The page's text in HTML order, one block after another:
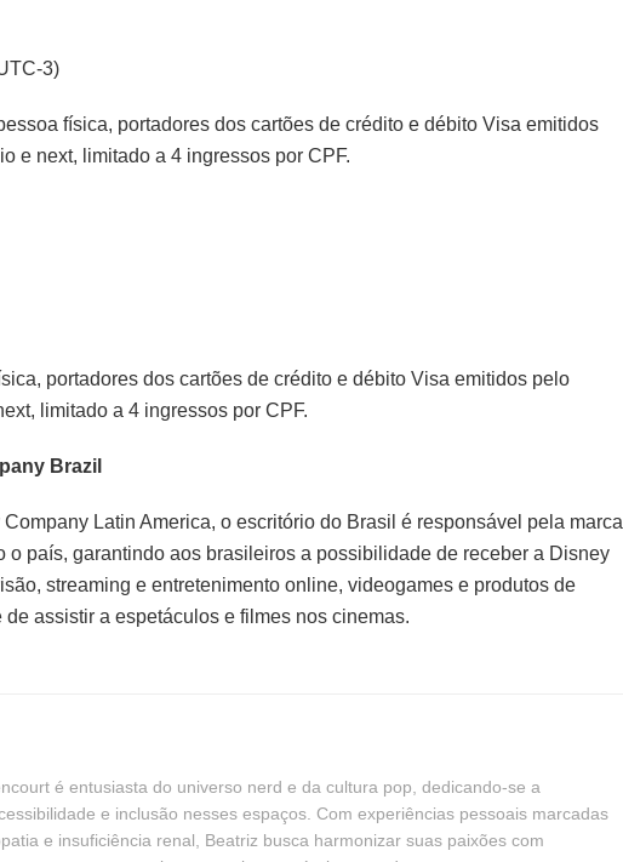
3)
física, portadores dos cartões de crédito e débito Visa emitidos
e next, limitado a 4 ingressos por CPF.
portadores dos cartões de crédito e débito Visa emitidos pelo
limitado a 4 ingressos por CPF.
Brazil
Latin America, o escritório do Brasil é responsável pela marca
o país, garantindo aos brasileiros a possibilidade de receber a Disney
streaming e entretenimento online, videogames e produtos de
assistir a espetáculos e filmes nos cinemas.
é entusiasta do universo nerd e da cultura pop, dedicando-se a
e inclusão nesses espaços. Com experiências pessoais marcadas
e insuficiência renal, Beatriz busca harmonizar suas paixões com